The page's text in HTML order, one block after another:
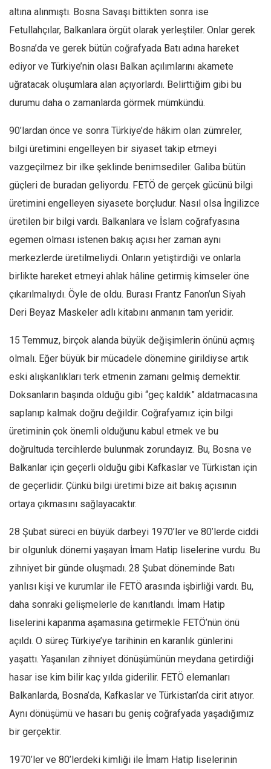
Manzara
Sağlık
Gıda-Beslenme
Hayat
Türkiye
Siyaset
Dünya
Avrupa
Asya
Afrika
İslam Dünyası
Amerika
Tarih
Düşünce
Dosyalar
altına alınmıştı. Bosna Savaşı bittikten sonra ise
Fetullahçılar, Balkanlara örgüt olarak yerleştiler. Onlar gerek
Bosna’da ve gerek bütün coğrafyada Batı adına hareket
ediyor ve Türkiye’nin olası Balkan açılımlarını akamete
uğratacak oluşumlara alan açıyorlardı. Belirttiğim gibi bu
durumu daha o zamanlarda görmek mümkündü.
90’lardan önce ve sonra Türkiye’de hâkim olan zümreler,
bilgi üretimini engelleyen bir siyaset takip etmeyi
vazgeçilmez bir ilke şeklinde benimsediler. Galiba bütün
güçleri de buradan geliyordu. FETÖ de gerçek gücünü bilgi
üretimini engelleyen siyasete borçludur. Nasıl olsa İngilizce
üretilen bir bilgi vardı. Balkanlara ve İslam coğrafyasına
egemen olması istenen bakış açısı her zaman aynı
merkezlerde üretilmeliydi. Onların yetiştirdiği ve onlarla
birlikte hareket etmeyi ahlak hâline getirmiş kimseler öne
çıkarılmalıydı. Öyle de oldu. Burası Frantz Fanon’un Siyah
Deri Beyaz Maskeler adlı kitabını anmanın tam yeridir.
15 Temmuz, birçok alanda büyük değişimlerin önünü açmış
olmalı. Eğer büyük bir mücadele dönemine girildiyse artık
eski alışkanlıkları terk etmenin zamanı gelmiş demektir.
Doksanların başında olduğu gibi “geç kaldık” aldatmacasına
saplanıp kalmak doğru değildir. Coğrafyamız için bilgi
üretiminin çok önemli olduğunu kabul etmek ve bu
doğrultuda tercihlerde bulunmak zorundayız. Bu, Bosna ve
Balkanlar için geçerli olduğu gibi Kafkaslar ve Türkistan için
de geçerlidir. Çünkü bilgi üretimi bize ait bakış açısının
ortaya çıkmasını sağlayacaktır.
28 Şubat süreci en büyük darbeyi 1970’ler ve 80’lerde ciddi
bir olgunluk dönemi yaşayan İmam Hatip liselerine vurdu. Bu
zihniyet bir günde oluşmadı. 28 Şubat döneminde Batı
yanlısı kişi ve kurumlar ile FETÖ arasında işbirliği vardı. Bu,
daha sonraki gelişmelerle de kanıtlandı. İmam Hatip
liselerini kapanma aşamasına getirmekle FETÖ’nün önü
açıldı. O süreç Türkiye’ye tarihinin en karanlık günlerini
yaşattı. Yaşanılan zihniyet dönüşümünün meydana getirdiği
hasar ise kim bilir kaç yılda giderilir. FETÖ elemanları
Balkanlarda, Bosna’da, Kafkaslar ve Türkistan’da cirit atıyor.
Aynı dönüşümü ve hasarı bu geniş coğrafyada yaşadığımız
bir gerçektir.
1970’ler ve 80’lerdeki kimliği ile İmam Hatip liselerinin